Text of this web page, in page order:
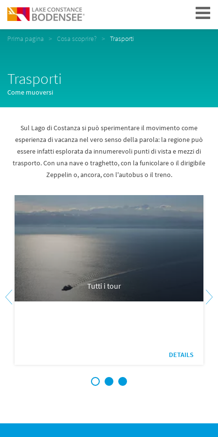
Navigation
Prima pagina Cosa scoprire? Trasporti
Trasporti
Come muoversi
Sul Lago di Costanza si può sperimentare il movimento come
esperienza di vacanza nel vero senso della parola: la regione può
essere infatti esplorata da innumerevoli punti di vista e mezzi di
trasporto. Con una nave o traghetto, con la funicolare o il dirigibile
Zeppelin o, ancora, con l'autobus o il treno.
Tutti i tour
DETAILS
1 2 3